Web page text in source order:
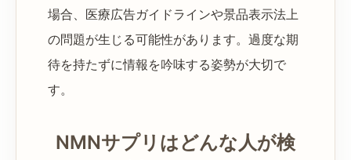
場合、医療広告ガイドラインや景品表示法上
の問題が生じる可能性があります。過度な期
待を持たずに情報を吟味する姿勢が大切で
す。
NMNサプリはどんな人が検